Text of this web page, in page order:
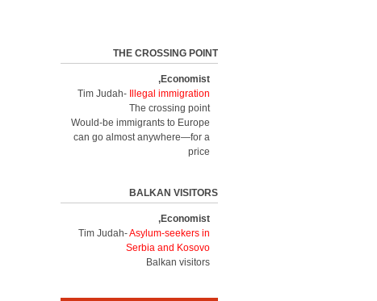
THE CROSSING POINT
Economist,
Tim Judah-
Illegal immigration
The crossing point
Would-be immigrants to Europe
can go almost anywhere—for a
price
BALKAN VISITORS
Economist,
Tim Judah-Asylum-seekers in
Serbia and Kosovo
Balkan visitors